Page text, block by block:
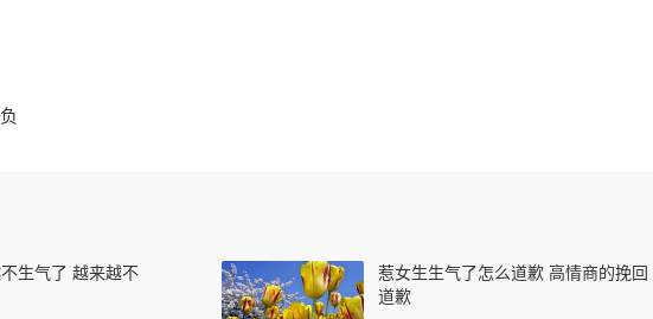
生气了 越来越不
惹女生生气了怎么道歉 高情商的挽回
道歉